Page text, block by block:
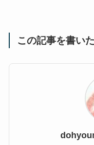
この記事を書い